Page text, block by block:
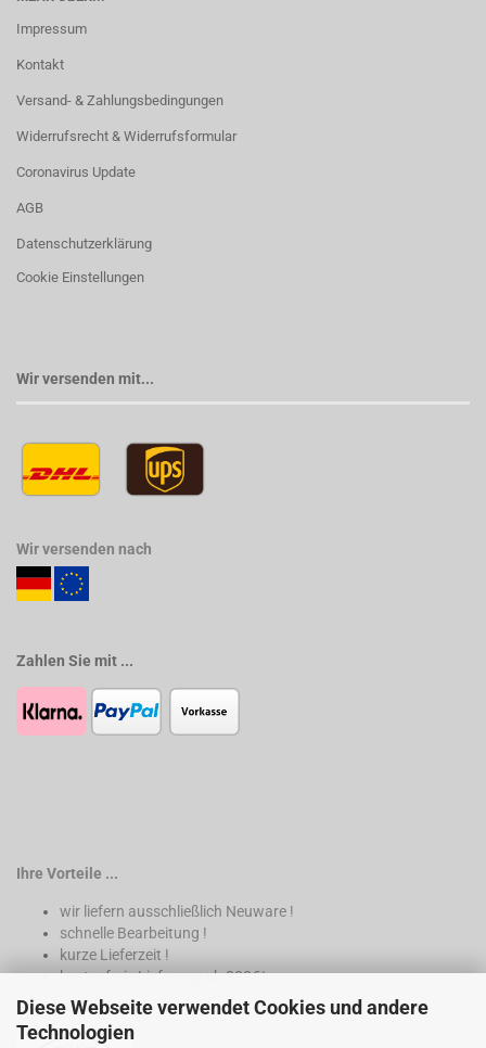
Diese Webseite verwendet Cookies und andere
Technologien
Impressum
Kontakt
Versand- & Zahlungsbedingungen
Widerrufsrecht & Widerrufsformular
Coronavirus Update
AGB
Datenschutzerklärung
Cookie Einstellungen
Wir versenden mit...
Wir versenden nach
Zahlen Sie mit ...
Ihre Vorteile ...
wir liefern ausschließlich Neuware !
schnelle Bearbeitung !
kurze Lieferzeit !
kostenfreie Lieferung ab 200€*
* nur innerhalb Deutschland